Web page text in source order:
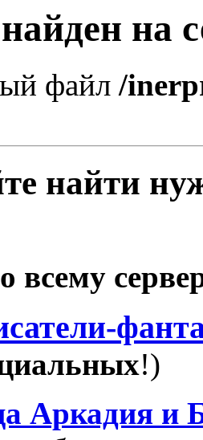
на
файл /
найти
всему
!)
Аркадия